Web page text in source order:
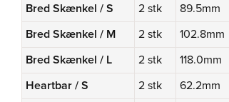
Bred Skænkel / S
2 stk 89.5mm
Bred Skænkel / M
2 stk 102.8mm
Bred Skænkel / L
2 stk 118.0mm
Heartbar / S
2 stk 62.2mm